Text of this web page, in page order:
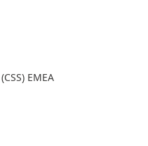
EMEA